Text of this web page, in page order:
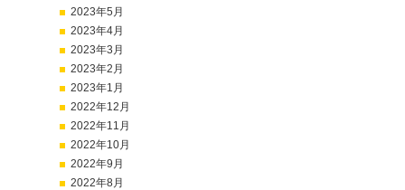
2023年5月
2023年4月
2023年3月
2023年2月
2023年1月
2022年12月
2022年11月
2022年10月
2022年9月
2022年8月